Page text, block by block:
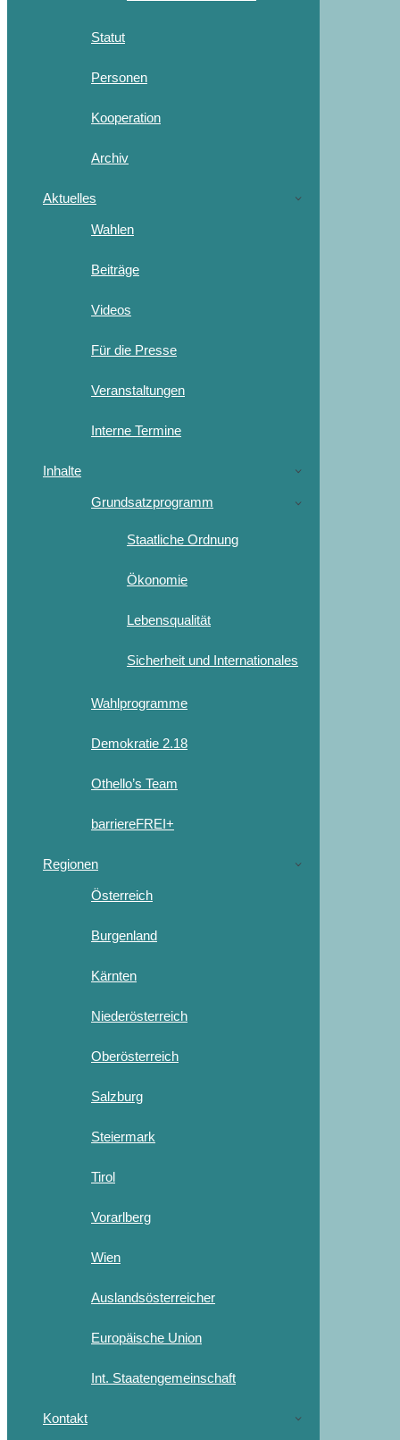
Statut
Personen
Kooperation
Archiv
Aktuelles
Wahlen
Beiträge
Videos
Für die Presse
Veranstaltungen
Interne Termine
Inhalte
Grundsatzprogramm
Staatliche Ordnung
Ökonomie
Lebensqualität
Sicherheit und Internationales
Wahlprogramme
Demokratie 2.18
Othello’s Team
barriereFREI+
Regionen
Österreich
Burgenland
Kärnten
Niederösterreich
Oberösterreich
Salzburg
Steiermark
Tirol
Vorarlberg
Wien
Auslandsösterreicher
Europäische Union
Int. Staatengemeinschaft
Kontakt